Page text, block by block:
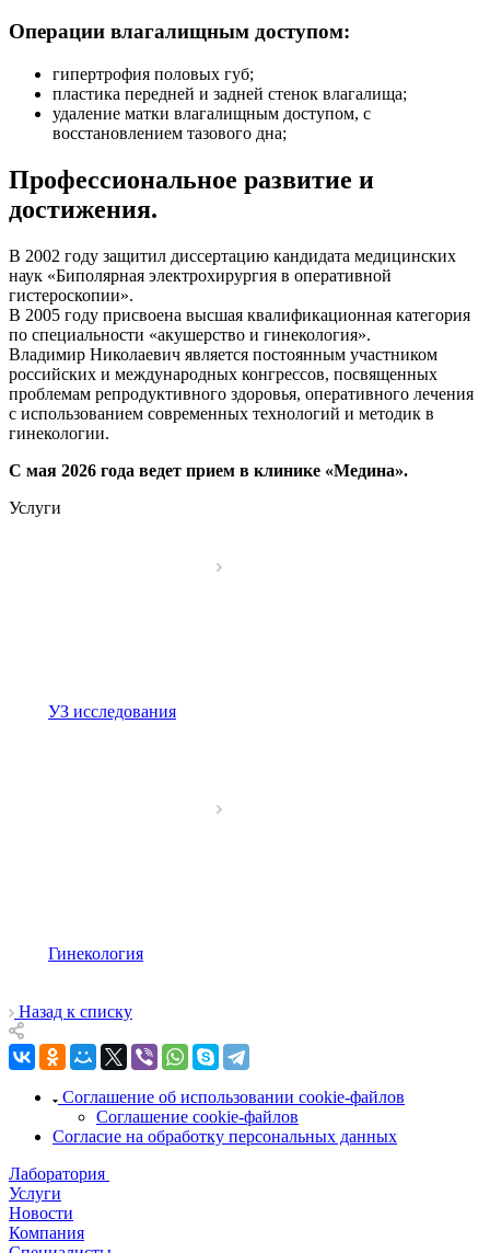
Операции влагалищным доступом:
гипертрофия половых губ;
пластика передней и задней стенок влагалища;
удаление матки влагалищным доступом, с
восстановлением тазового дна;
Профессиональное развитие и
достижения.
В 2002 году защитил диссертацию кандидата медицинских
наук «Биполярная электрохирургия в оперативной
гистероскопии».
В 2005 году присвоена высшая квалификационная категория
по специальности «акушерство и гинекология».
Владимир Николаевич является постоянным участником
российских и международных конгрессов, посвященных
проблемам репродуктивного здоровья, оперативного лечения
с использованием современных технологий и методик в
гинекологии.
С мая 2026 года ведет прием в клинике «Медина».
Услуги
УЗ исследования
Гинекология
Назад к списку
Соглашение об использовании cookie-файлов
Соглашение cookie-файлов
Согласие на обработку персональных данных
Лаборатория
Услуги
Новости
Компания